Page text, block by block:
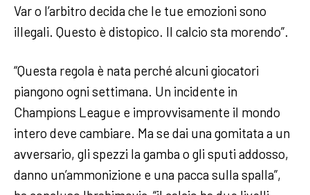
Var o l’arbitro decida che le tue emozioni sono
illegali. Questo è distopico. Il calcio sta morendo”.
“Questa regola è nata perché alcuni giocatori
piangono ogni settimana. Un incidente in
Champions League e improvvisamente il mondo
intero deve cambiare. Ma se dai una gomitata a un
avversario, gli spezzi la gamba o gli sputi addosso,
danno un’ammonizione e una pacca sulla spalla”,